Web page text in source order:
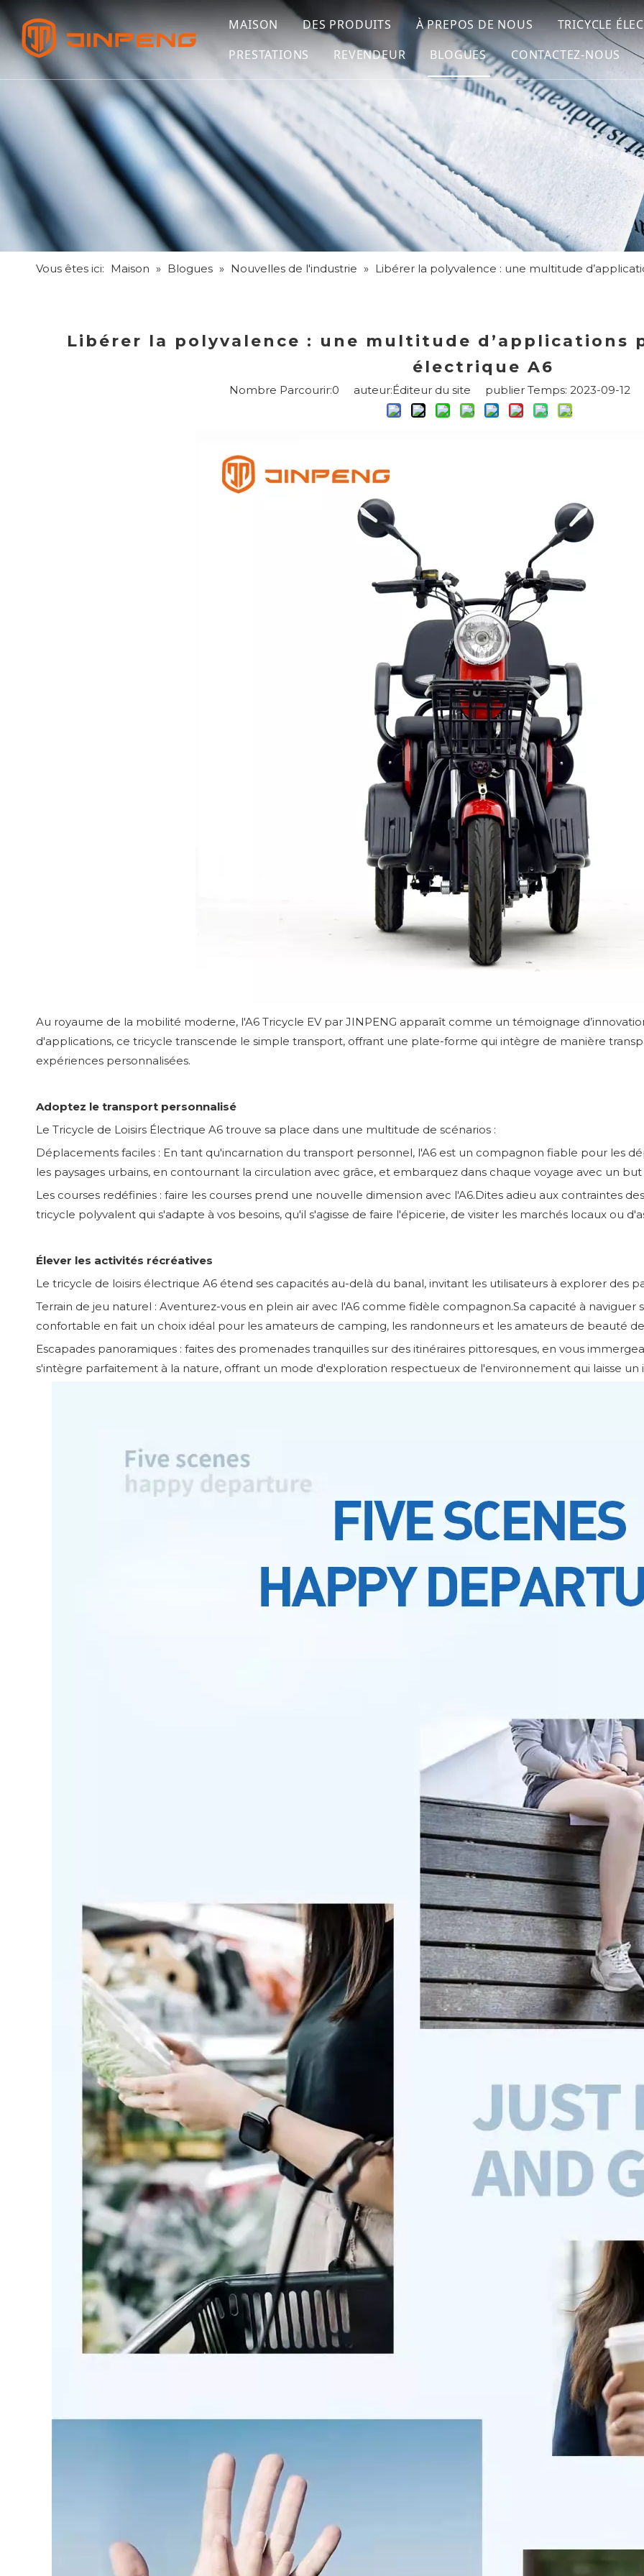
MAISON DES PRODUITS À PREPOS DE NOUS TRICYCLE
PRESTATIONS
REVENDEUR BLOGUES CONTACTEZ-NOUS
Vous êtes ici: Maison » Blogues » Nouvelles de l'industrie » Libérer la polyvalence : une multitude
Libérer la polyvalence : une multitude d’applications
électrique A6
Nombre Parcourir:0 auteur:Éditeur du site publier Temps: 2023-09-12
Au royaume de la mobilité moderne, l'A6 Tricycle EVpar JINPENG apparaît comme un témoignage
d'applications, ce tricycle transcende le simple transport, offrant une plate-forme qui intègre de manière
expériences personnalisées.
Adoptez le transport personnalisé
Le Tricycle de Loisirs Électrique A6 trouve sa place dans une multitude de scénarios :
Déplacements faciles : En tant qu'incarnation du transport personnel, l'A6 est un compagnon fiable pour les
les paysages urbains, en contournant la circulation avec grâce, et embarquez dans chaque voyage avec un but
Les courses redéfinies : faire les courses prend une nouvelle dimension avec l'A6.Dites adieu aux contraintes
tricycle polyvalent qui s'adapte à vos besoins, qu'il s'agisse de faire l'épicerie, de visiter les marchés locaux ou
Élever les activités récréatives
Le tricycle de loisirs électrique A6 étend ses capacités au-delà du banal, invitant les utilisateurs à explorer des
Terrain de jeu naturel : Aventurez-vous en plein air avec l'A6 comme fidèle compagnon.Sa capacité à
confortable en fait un choix idéal pour les amateurs de camping, les randonneurs et les amateurs de beauté
Escapades panoramiques : faites des promenades tranquilles sur des itinéraires pittoresques, en vous
s'intègre parfaitement à la nature, offrant un mode d'exploration respectueux de l'environnement qui laisse